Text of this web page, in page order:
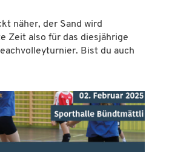
näher, der Sand wird
Zeit also für das diesjährige
Bist du auch